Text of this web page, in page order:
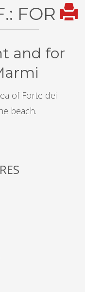
FOR
and for
of Forte dei
beach.